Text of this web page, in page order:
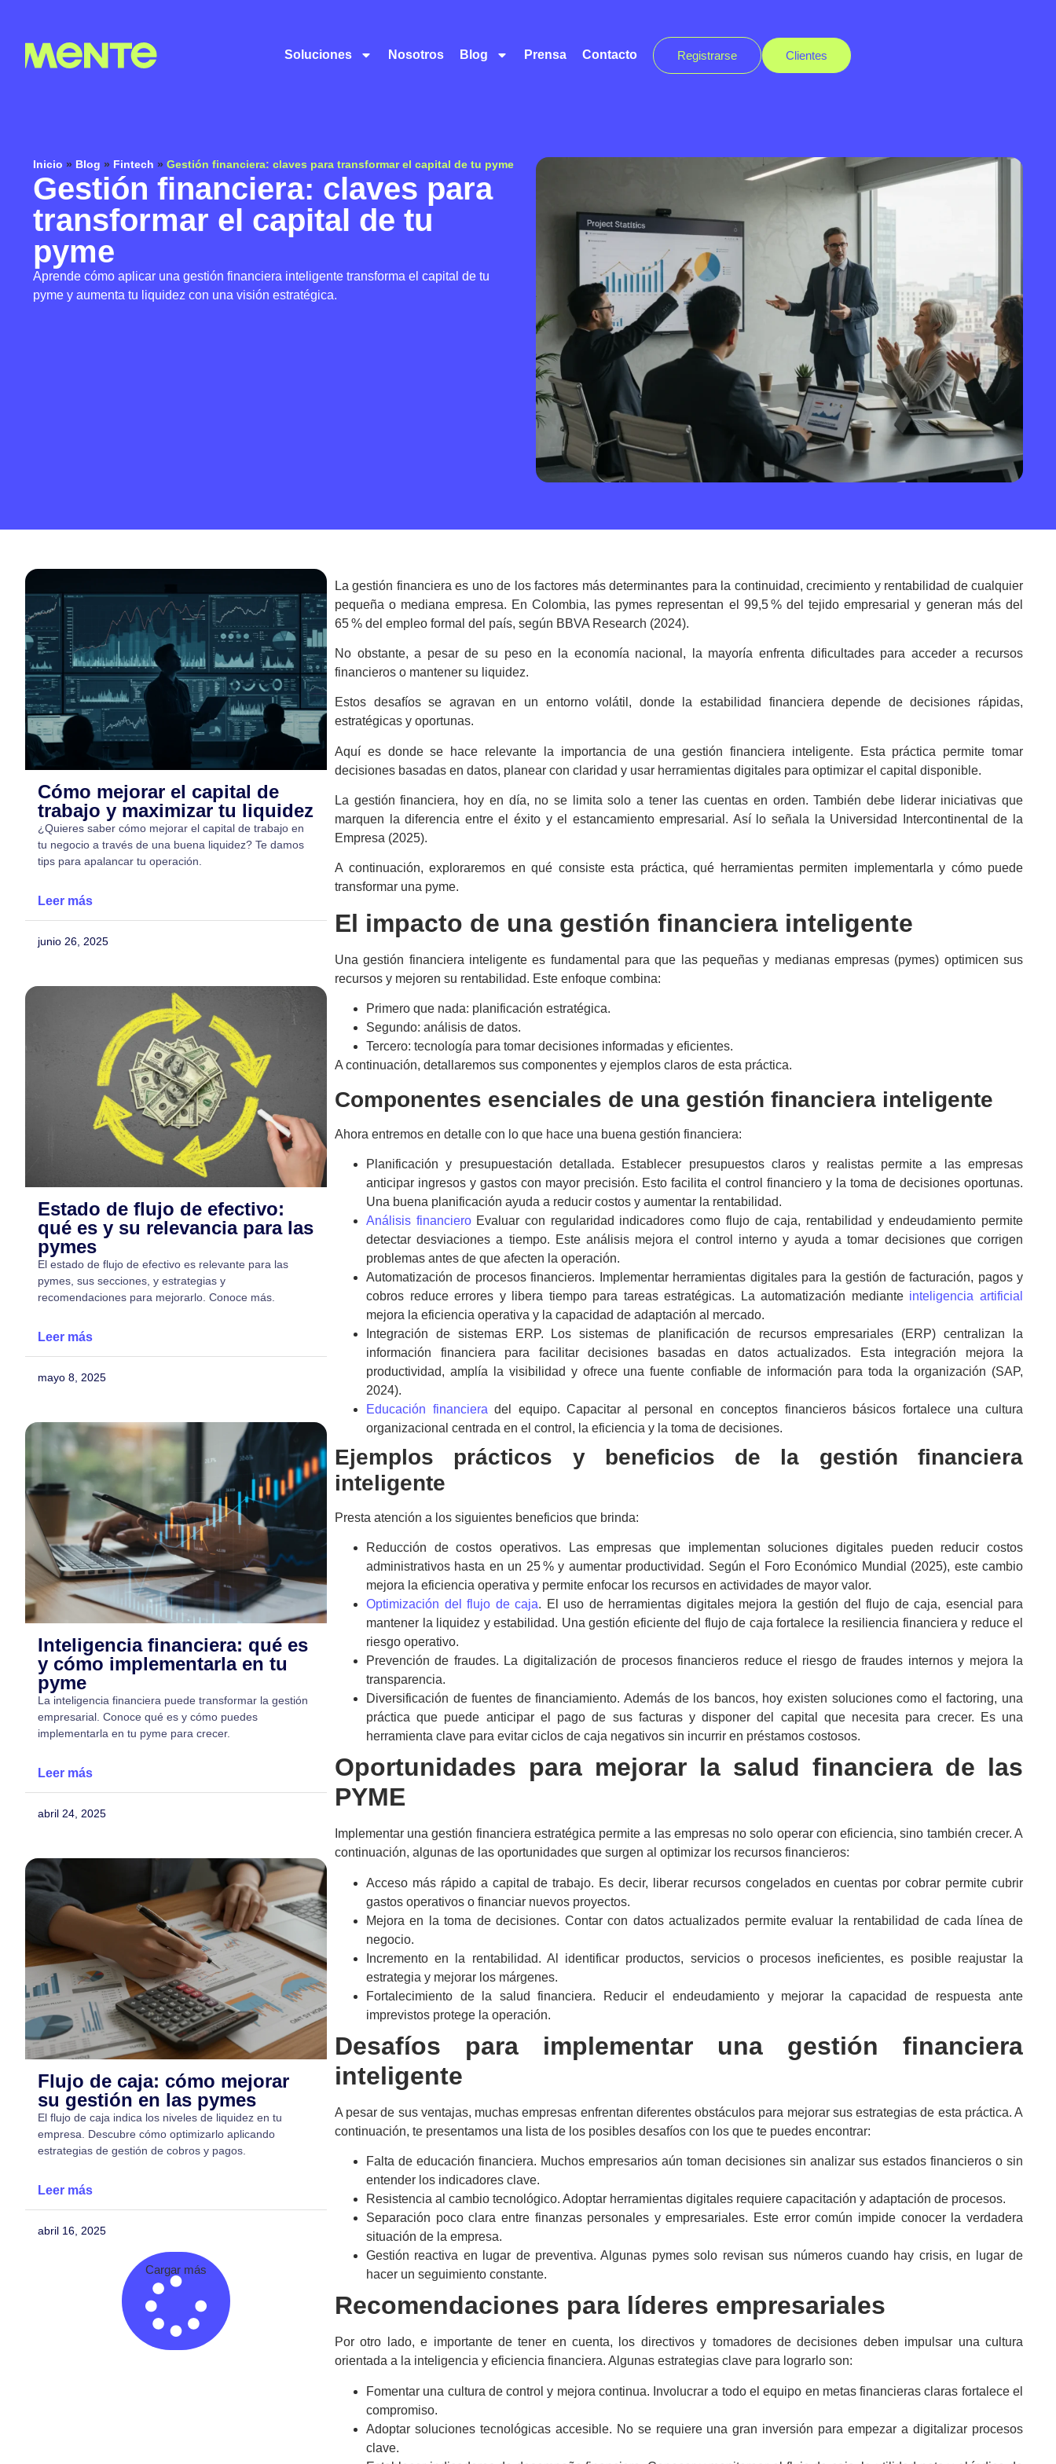
Soluciones Nosotros Blog Prensa Contacto Registrarse Clientes
Inicio » Blog » Fintech » Gestión financiera: claves para transformar el capital de tu pyme
Gestión financiera: claves para
transformar el capital de tu
pyme
Aprende cómo aplicar una gestión financiera inteligente transforma el capital de tu
pyme y aumenta tu liquidez con una visión estratégica.
Cómo mejorar el capital de
trabajo y maximizar tu liquidez
¿Quieres saber cómo mejorar el capital de trabajo en
tu negocio a través de una buena liquidez? Te damos
tips para apalancar tu operación.
Leer más
junio 26, 2025
Estado de flujo de efectivo:
qué es y su relevancia para las
pymes
El estado de flujo de efectivo es relevante para las
pymes, sus secciones, y estrategias y
recomendaciones para mejorarlo. Conoce más.
Leer más
mayo 8, 2025
Inteligencia financiera: qué es
y cómo implementarla en tu
pyme
La inteligencia financiera puede transformar la gestión
empresarial. Conoce qué es y cómo puedes
implementarla en tu pyme para crecer.
Leer más
abril 24, 2025
Flujo de caja: cómo mejorar
su gestión en las pymes
El flujo de caja indica los niveles de liquidez en tu
empresa. Descubre cómo optimizarlo aplicando
estrategias de gestión de cobros y pagos.
Leer más
abril 16, 2025
Cargar más
Lagestión financieraes uno de los factores más determinantes para la continuidad, crecimiento y rentabilidad de cualquier
pequeña o mediana empresa. En Colombia, las pymes representan el 99,5 % del tejido empresarial y generan más del
65 % del empleo formal del país, según BBVA Research (2024).
No obstante, a pesar de su peso en la economía nacional, la mayoría enfrenta dificultades para acceder a recursos
financieros o mantener su liquidez.
Estos desafíos se agravan en un entorno volátil, donde la estabilidad financiera depende de decisiones rápidas,
estratégicas y oportunas.
Aquí es donde se hace relevante la importancia de unagestión financiera inteligente. Esta práctica permite tomar
decisiones basadas en datos, planear con claridad y usar herramientas digitales para optimizar el capital disponible.
La gestión financiera, hoy en día, no se limita solo a tener las cuentas en orden. También debe liderar iniciativas que
marquen la diferencia entre el éxito y el estancamiento empresarial. Así lo señala la Universidad Intercontinental de la
Empresa (2025).
A continuación, exploraremos en qué consiste esta práctica, qué herramientas permiten implementarla y cómo puede
transformar una pyme.
El impacto de una gestión financiera inteligente
Unagestión financiera inteligente es fundamental para que las pequeñas y medianas empresas (pymes) optimicen sus
recursos y mejoren su rentabilidad. Este enfoque combina:
Primero que nada: planificación estratégica.
Segundo: análisis de datos.
Tercero: tecnología para tomar decisiones informadas y eficientes.
A continuación, detallaremos sus componentes y ejemplos claros de esta práctica.
Componentes esenciales de una gestión financiera inteligente
Ahora entremos en detalle con lo que hace una buena gestión financiera:
Planificación y presupuestación detallada. Establecer presupuestos claros y realistas permite a las empresas
anticipar ingresos y gastos con mayor precisión. Esto facilita el control financiero y la toma de decisiones oportunas.
Una buena planificación ayuda a reducir costos y aumentar la rentabilidad.
Análisis financieroEvaluar con regularidad indicadores como flujo de caja, rentabilidad y endeudamiento permite
detectar desviaciones a tiempo. Este análisis mejora el control interno y ayuda a tomar decisiones que corrigen
problemas antes de que afecten la operación.
Automatización de procesos financieros. Implementar herramientas digitales para la gestión de facturación, pagos y
cobros reduce errores y libera tiempo para tareas estratégicas. La automatización mediante inteligencia artificial
mejora la eficiencia operativa y la capacidad de adaptación al mercado.
Integración de sistemas ERP. Los sistemas de planificación de recursos empresariales (ERP) centralizan la
información financiera para facilitar decisiones basadas en datos actualizados. Esta integración mejora la
productividad, amplía la visibilidad y ofrece una fuente confiable de información para toda la organización (SAP,
2024).
Educación financiera del equipo. Capacitar al personal en conceptos financieros básicos fortalece una cultura
organizacional centrada en el control, la eficiencia y la toma de decisiones.
Ejemplos prácticos y beneficios de la gestión financiera
inteligente
Presta atención a los siguientes beneficios que brinda:
Reducción de costos operativos. Las empresas que implementan soluciones digitales pueden reducir costos
administrativos hasta en un 25 % y aumentar productividad. Según el Foro Económico Mundial (2025), este cambio
mejora la eficiencia operativa y permite enfocar los recursos en actividades de mayor valor.
Optimización del flujo de caja. El uso de herramientas digitales mejora la gestión del flujo de caja, esencial para
mantener la liquidez y estabilidad. Una gestión eficiente del flujo de caja fortalece la resiliencia financiera y reduce el
riesgo operativo.
Prevención de fraudes. La digitalización de procesos financieros reduce el riesgo de fraudes internos y mejora la
transparencia.
Diversificación de fuentes de financiamiento. Además de los bancos, hoy existen soluciones como elfactoring, una
práctica que puede anticipar el pago de sus facturas y disponer del capital que necesita para crecer. Es una
herramienta clave para evitar ciclos de caja negativos sin incurrir en préstamos costosos.
Oportunidades para mejorar la salud financiera de las
PYME
Implementar unagestión financieraestratégica permite a las empresas no solo operar con eficiencia, sino también crecer. A
continuación, algunas de las oportunidades que surgen al optimizar los recursos financieros:
Acceso más rápido a capital de trabajo. Es decir, liberar recursos congelados en cuentas por cobrar permite cubrir
gastos operativos o financiar nuevos proyectos.
Mejora en la toma de decisiones. Contar con datos actualizados permite evaluar la rentabilidad de cada línea de
negocio.
Incremento en la rentabilidad. Al identificar productos, servicios o procesos ineficientes, es posible reajustar la
estrategia y mejorar los márgenes.
Fortalecimiento de la salud financiera. Reducir el endeudamiento y mejorar la capacidad de respuesta ante
imprevistos protege la operación.
Desafíos para implementar una gestión financiera
inteligente
A pesar de sus ventajas, muchas empresas enfrentan diferentes obstáculos para mejorar sus estrategias de esta práctica. A
continuación, te presentamos una lista de los posibles desafíos con los que te puedes encontrar:
Falta de educación financiera. Muchos empresarios aún toman decisiones sin analizar sus estados financieros o sin
entender los indicadores clave.
Resistencia al cambio tecnológico. Adoptar herramientas digitales requiere capacitación y adaptación de procesos.
Separación poco clara entre finanzas personales y empresariales. Este error común impide conocer la verdadera
situación de la empresa.
Gestión reactiva en lugar de preventiva. Algunas pymes solo revisan sus números cuando hay crisis, en lugar de
hacer un seguimiento constante.
Recomendaciones para líderes empresariales
Por otro lado, e importante de tener en cuenta, los directivos y tomadores de decisiones deben impulsar una cultura
orientada a la inteligencia y eficiencia financiera. Algunas estrategias clave para lograrlo son:
Fomentar una cultura de control y mejora continua. Involucrar a todo el equipo en metas financieras claras fortalece el
compromiso.
Adoptar soluciones tecnológicas accesible. No se requiere una gran inversión para empezar a digitalizar procesos
clave.